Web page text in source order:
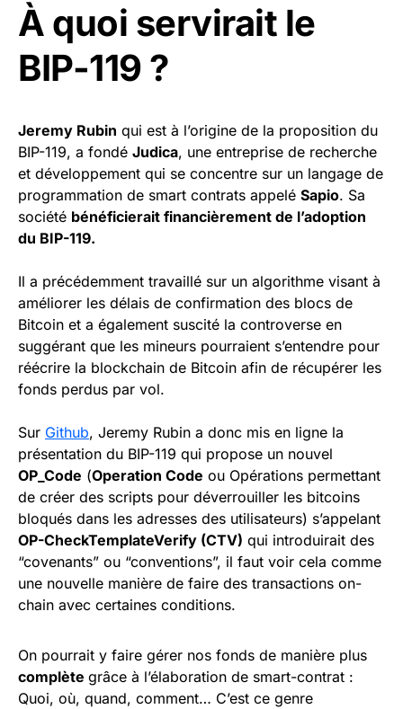
À quoi servirait le
BIP-119 ?
Jeremy Rubin qui est à l’origine de la proposition du
BIP-119, a fondé Judica, une entreprise de recherche
et développement qui se concentre sur un langage de
programmation de smart contrats appelé Sapio. Sa
société bénéficierait financièrement de l’adoption
du BIP-119.
Il a précédemment travaillé sur un algorithme visant à
améliorer les délais de confirmation des blocs de
Bitcoin et a également suscité la controverse en
suggérant que les mineurs pourraient s’entendre pour
réécrire la blockchain de Bitcoin afin de récupérer les
fonds perdus par vol.
Sur Github, Jeremy Rubin a donc mis en ligne la
présentation du BIP-119 qui propose un nouvel
OP_Code (Operation Code ou Opérations permettant
de créer des scripts pour déverrouiller les bitcoins
bloqués dans les adresses des utilisateurs) s’appelant
OP-CheckTemplateVerify (CTV) qui introduirait des
“covenants” ou “conventions”, il faut voir cela comme
une nouvelle manière de faire des transactions on-
chain avec certaines conditions.
On pourrait y faire gérer nos fonds de manière plus
complète grâce à l’élaboration de smart-contrat :
Quoi, où, quand, comment… C’est ce genre